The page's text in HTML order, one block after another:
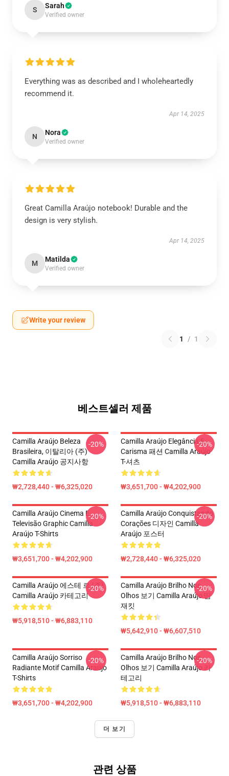
S Sarah
Verified owner
Everything was as described and I wholeheartedly
recommend it.
Apr 14, 2025
N Nora
Verified owner
Great Camilla Araújo notebook! Durable and the
design is very stylish.
Apr 14, 2025
M Matilda
Verified owner
Write your review
1 / 1
베스트셀러 제품
Camilla Araújo Beleza
Brasileira, 이탈리아 (주)
Camilla Araújo 공지사항
₩2,728,440 - ₩6,325,020
-20%
Camilla Araújo Elegância E
Carisma 패션 Camilla Araújo
T-셔츠
₩3,651,700 - ₩4,202,900
-20%
Camilla Araújo Cinema E
Televisão Graphic Camilla
Araújo T-Shirts
₩3,651,700 - ₩4,202,900
-20%
Camilla Araújo Conquistando
Corações 디자인 Camilla
Araújo 포스터
₩2,728,440 - ₩6,325,020
-20%
Camilla Araújo 에스테 르 (주)
Camilla Araújo 카테고리
₩5,918,510 - ₩6,883,110
-20%
Camilla Araújo Brilho Nos
Olhos 보기 Camilla Araújo 땀
재킷
₩5,642,910 - ₩6,607,510
-20%
Camilla Araújo Sorriso
Radiante Motif Camilla Araújo
T-Shirts
₩3,651,700 - ₩4,202,900
-20%
Camilla Araújo Brilho Nos
Olhos 보기 Camilla Araújo 카
테고리
₩5,918,510 - ₩6,883,110
-20%
더 보기
관련 상품